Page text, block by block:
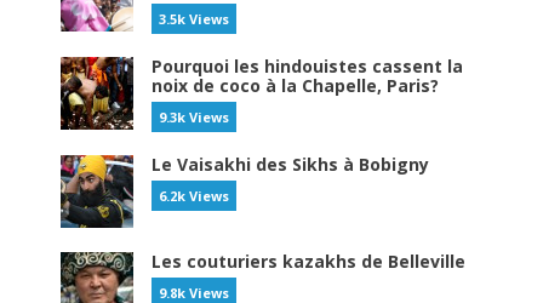
3.5k Views
Pourquoi les hindouistes cassent la
noix de coco à la Chapelle, Paris?
9.3k Views
Le Vaisakhi des Sikhs à Bobigny
6.2k Views
Les couturiers kazakhs de Belleville
9.8k Views